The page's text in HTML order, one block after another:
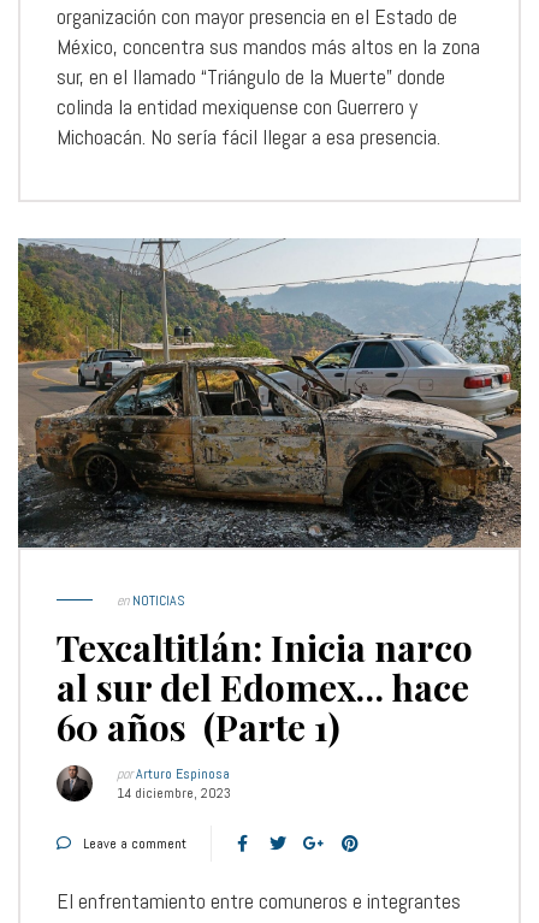
organización con mayor presencia en el Estado de
México, concentra sus mandos más altos en la zona
sur, en el llamado “Triángulo de la Muerte” donde
colinda la entidad mexiquense con Guerrero y
Michoacán. No sería fácil llegar a esa presencia.
enNOTICIAS
Texcaltitlán: Inicia narco
al sur del Edomex… hace
60 años (Parte 1)
porArturo Espinosa
14 diciembre, 2023
Leave a comment
El enfrentamiento entre comuneros e integrantes